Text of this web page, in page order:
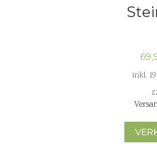
inkl.